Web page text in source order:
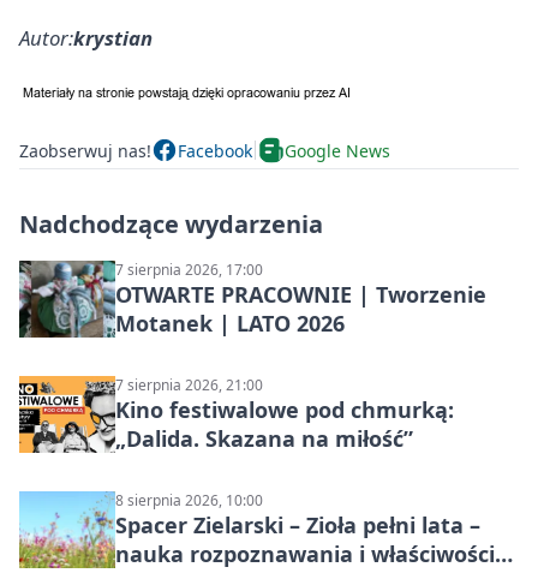
Autor:krystian
Zaobserwuj nas! Facebook Google News
Nadchodzące wydarzenia
7 sierpnia 2026, 17:00
OTWARTE PRACOWNIE | Tworzenie
Motanek | LATO 2026
7 sierpnia 2026, 21:00
Kino festiwalowe pod chmurką:
„Dalida. Skazana na miłość”
8 sierpnia 2026, 10:00
Spacer Zielarski – Zioła pełni lata –
nauka rozpoznawania i właściwości